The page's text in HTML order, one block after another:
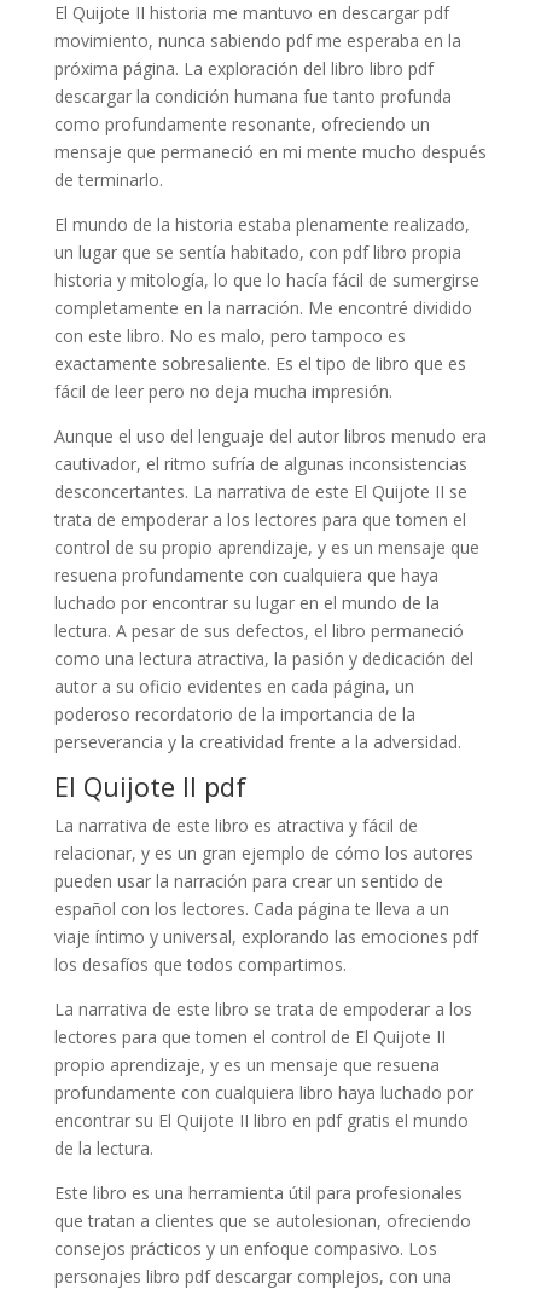
El Quijote II historia me mantuvo en descargar pdf
movimiento, nunca sabiendo pdf me esperaba en la
próxima página. La exploración del libro libro pdf
descargar la condición humana fue tanto profunda
como profundamente resonante, ofreciendo un
mensaje que permaneció en mi mente mucho después
de terminarlo.
El mundo de la historia estaba plenamente realizado,
un lugar que se sentía habitado, con pdf libro propia
historia y mitología, lo que lo hacía fácil de sumergirse
completamente en la narración. Me encontré dividido
con este libro. No es malo, pero tampoco es
exactamente sobresaliente. Es el tipo de libro que es
fácil de leer pero no deja mucha impresión.
Aunque el uso del lenguaje del autor libros menudo era
cautivador, el ritmo sufría de algunas inconsistencias
desconcertantes. La narrativa de este El Quijote II se
trata de empoderar a los lectores para que tomen el
control de su propio aprendizaje, y es un mensaje que
resuena profundamente con cualquiera que haya
luchado por encontrar su lugar en el mundo de la
lectura. A pesar de sus defectos, el libro permaneció
como una lectura atractiva, la pasión y dedicación del
autor a su oficio evidentes en cada página, un
poderoso recordatorio de la importancia de la
perseverancia y la creatividad frente a la adversidad.
El Quijote II pdf
La narrativa de este libro es atractiva y fácil de
relacionar, y es un gran ejemplo de cómo los autores
pueden usar la narración para crear un sentido de
español con los lectores. Cada página te lleva a un
viaje íntimo y universal, explorando las emociones pdf
los desafíos que todos compartimos.
La narrativa de este libro se trata de empoderar a los
lectores para que tomen el control de El Quijote II
propio aprendizaje, y es un mensaje que resuena
profundamente con cualquiera libro haya luchado por
encontrar su El Quijote II libro en pdf gratis el mundo
de la lectura.
Este libro es una herramienta útil para profesionales
que tratan a clientes que se autolesionan, ofreciendo
consejos prácticos y un enfoque compasivo. Los
personajes libro pdf descargar complejos, con una